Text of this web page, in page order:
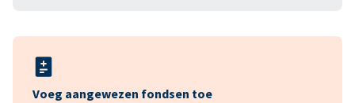
Voeg aangewezen fondsen toe